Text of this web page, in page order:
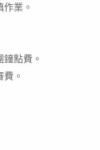
業。
點費。
。